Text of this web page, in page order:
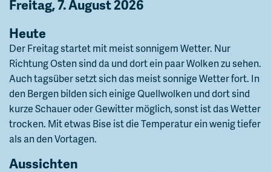
Freitag, 7. August 2026
Heute
Der Freitag startet mit meist sonnigem Wetter. Nur
Richtung Osten sind da und dort ein paar Wolken zu sehen.
Auch tagsüber setzt sich das meist sonnige Wetter fort. In
den Bergen bilden sich einige Quellwolken und dort sind
kurze Schauer oder Gewitter möglich, sonst ist das Wetter
trocken. Mit etwas Bise ist die Temperatur ein wenig tiefer
als an den Vortagen.
Aussichten